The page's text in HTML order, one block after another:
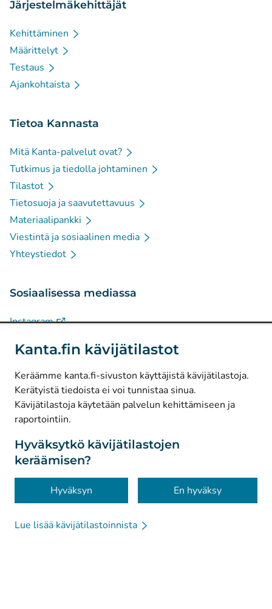
Kanta.fin kävijätilastot
Keräämme kanta.fi-sivuston käyttäjistä kävijätilastoja.
Kerätyistä tiedoista ei voi tunnistaa sinua.
Kävijätilastoja käytetään palvelun kehittämiseen ja
raportointiin.
Hyväksytkö kävijätilastojen
keräämisen?
Hyväksyn En hyväksy
Lue lisää kävijätilastoinnista
Järjestelmäkehittäjät
Kehittäminen
Määrittelyt
Testaus
Ajankohtaista
Tietoa Kannasta
Mitä Kanta-palvelut ovat?
Tutkimus ja tiedolla johtaminen
Tilastot
Tietosuoja ja saavutettavuus
Materiaalipankki
Viestintä ja sosiaalinen media
Yhteystiedot
Sosiaalisessa mediassa
Instagram(Avautuu uuteen välilehteen)
Facebook(Avautuu uuteen välilehteen)
© Kanta-Palvelut, Kansaneläkelaitos
Tietosuoja
Tietoa sivustosta
Saavutettavuus
Evästeet